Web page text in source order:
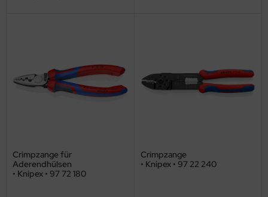
Crimpzange für
Aderendhülsen
• Knipex • 97 72 180
Crimpzange
• Knipex • 97 22 240